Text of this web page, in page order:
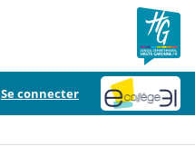
Se connecter